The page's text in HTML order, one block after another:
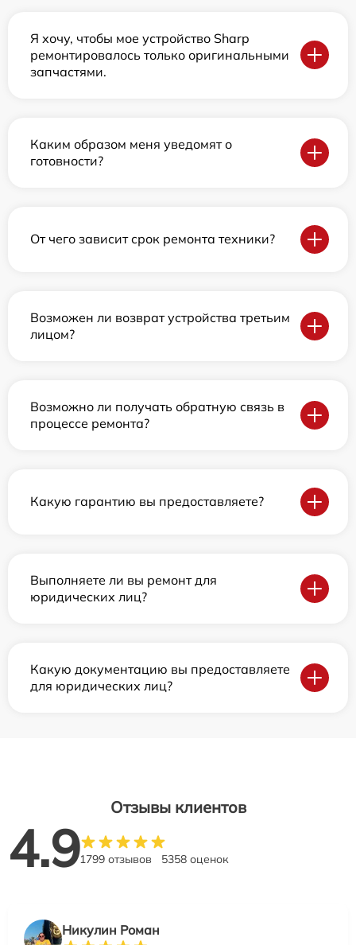
Я хочу, чтобы мое устройство Sharp
ремонтировалось только оригинальными
запчастями.
Каким образом меня уведомят о
готовности?
От чего зависит срок ремонта техники?
Возможен ли возврат устройства третьим
лицом?
Возможно ли получать обратную связь в
процессе ремонта?
Какую гарантию вы предоставляете?
Выполняете ли вы ремонт для
юридических лиц?
Какую документацию вы предоставляете
для юридических лиц?
Отзывы клиентов
4.91799 отзывов 5358 оценок
Никулин Роман